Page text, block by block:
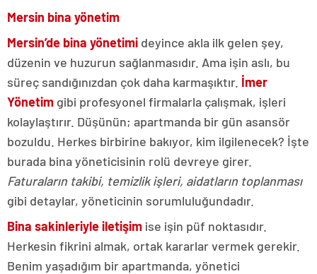
Mersin bina yönetim
Mersin’de bina yönetimi deyince akla ilk gelen şey,
düzenin ve huzurun sağlanmasıdır. Ama işin aslı, bu
süreç sandığınızdan çok daha karmaşıktır. İmer
Yönetim gibi profesyonel firmalarla çalışmak, işleri
kolaylaştırır. Düşünün; apartmanda bir gün asansör
bozuldu. Herkes birbirine bakıyor, kim ilgilenecek? İşte
burada bina yöneticisinin rolü devreye girer.
Faturaların takibi, temizlik işleri, aidatların toplanması
gibi detaylar, yöneticinin sorumluluğundadır.
Bina sakinleriyle iletişim ise işin püf noktasıdır.
Herkesin fikrini almak, ortak kararlar vermek gerekir.
Benim yaşadığım bir apartmanda, yönetici